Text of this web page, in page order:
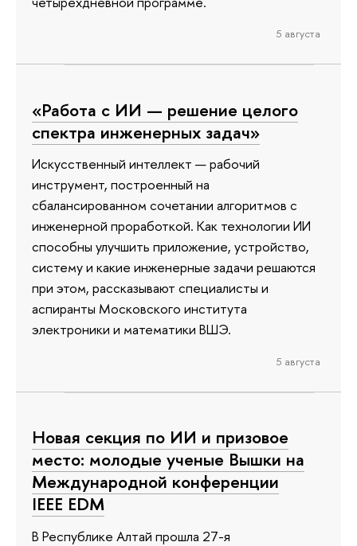
5 августа
«Работа с ИИ — решение целого
спектра инженерных задач»
Искусственный интеллект — рабочий
инструмент, построенный на
сбалансированном сочетании алгоритмов с
инженерной проработкой. Как технологии ИИ
способны улучшить приложение, устройство,
систему и какие инженерные задачи решаются
при этом, рассказывают специалисты и
аспиранты Московского института
электроники и математики ВШЭ.
5 августа
Новая секция по ИИ и призовое
место: молодые ученые Вышки на
Международной конференции
IEEE EDM
В Республике Алтай прошла 27-я